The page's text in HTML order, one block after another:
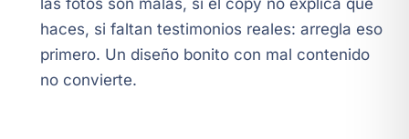
las fotos son malas, si el copy no explica qué
haces, si faltan testimonios reales: arregla eso
primero. Un diseño bonito con mal contenido
no convierte.